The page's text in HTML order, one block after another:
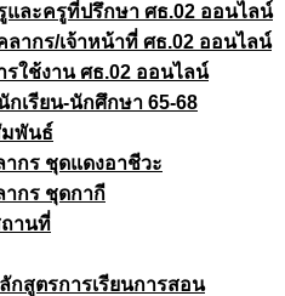
และครูที่ปรึกษา ศธ.02 ออนไลน์
ลากร/เจ้าหน้าที่ ศธ.02 ออนไลน์
รใช้งาน ศธ.02 ออนไลน์
เรียน-นักศึกษา 65-68
มพันธ์
กร ชุดแดงอาชีวะ
ากร ชุดกากี
านที่
สูตรการเรียนการสอน